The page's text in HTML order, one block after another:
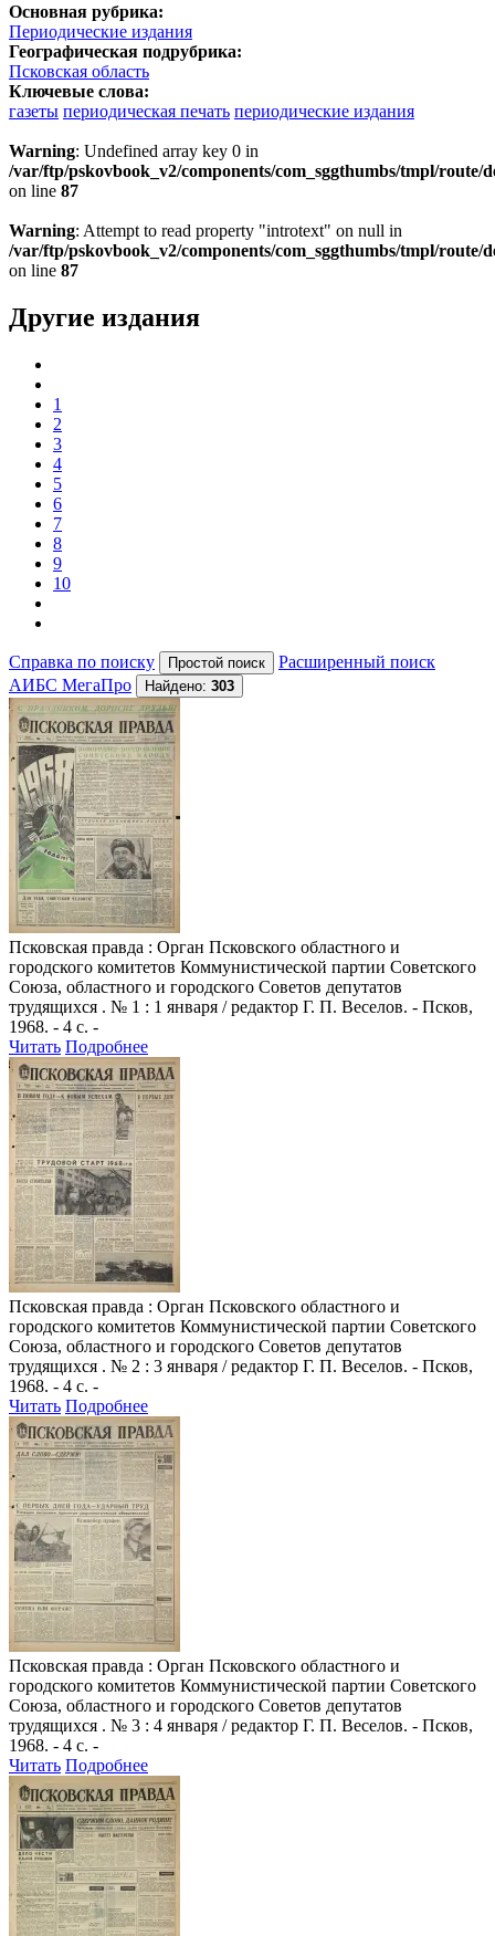
Основная рубрика:
Периодические издания
Географическая подрубрика:
Псковская область
Ключевые слова:
газеты периодическая печать периодические издания
Warning: Undefined array key 0 in
/var/ftp/pskovbook_v2/components/com_sggthumbs/tmpl/route/
on line 87
Warning: Attempt to read property "introtext" on null in
/var/ftp/pskovbook_v2/components/com_sggthumbs/tmpl/route/
on line 87
Другие издания
1
2
3
4
5
6
7
8
9
10
Справка по поиску
Расширенный поиск
АИБС МегаПро
Найдено: 303
Псковская правда : Орган Псковского областного и
городского комитетов Коммунистической партии Советского
Союза, областного и городского Советов депутатов
трудящихся . № 1 : 1 января / редактор Г. П. Веселов. - Псков,
1968. - 4 с. -
Читать Подробнее
Псковская правда : Орган Псковского областного и
городского комитетов Коммунистической партии Советского
Союза, областного и городского Советов депутатов
трудящихся . № 2 : 3 января / редактор Г. П. Веселов. - Псков,
1968. - 4 с. -
Читать Подробнее
Псковская правда : Орган Псковского областного и
городского комитетов Коммунистической партии Советского
Союза, областного и городского Советов депутатов
трудящихся . № 3 : 4 января / редактор Г. П. Веселов. - Псков,
1968. - 4 с. -
Читать Подробнее